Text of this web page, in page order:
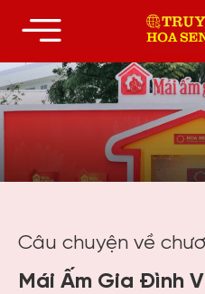
Câu chuyện về
Mái Ấm Gia Đình